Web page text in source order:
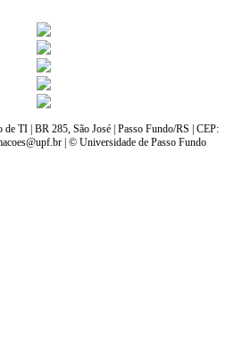
TI | BR 285, São José | Passo Fundo/RS | CEP:
| © Universidade de Passo Fundo